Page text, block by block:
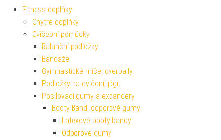
Fitness doplňky
Chytré doplňky
Cvičební pomůcky
Balanční podložky
Bandáže
Gymnastické míče, overbally
Podložky na cvičení, jógu
Posilovací gumy a expandery
Booty Band, odporové gumy
Latexové booty bandy
Odporové gumy